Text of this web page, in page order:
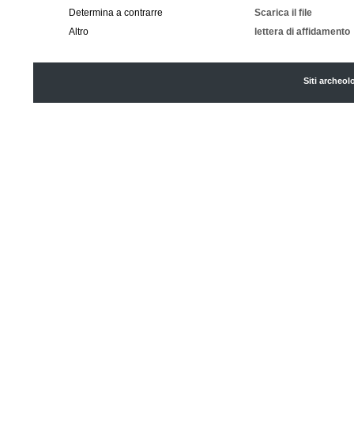
Determina a contrarre
Scarica il file
Altro
lettera di affidamento
Siti